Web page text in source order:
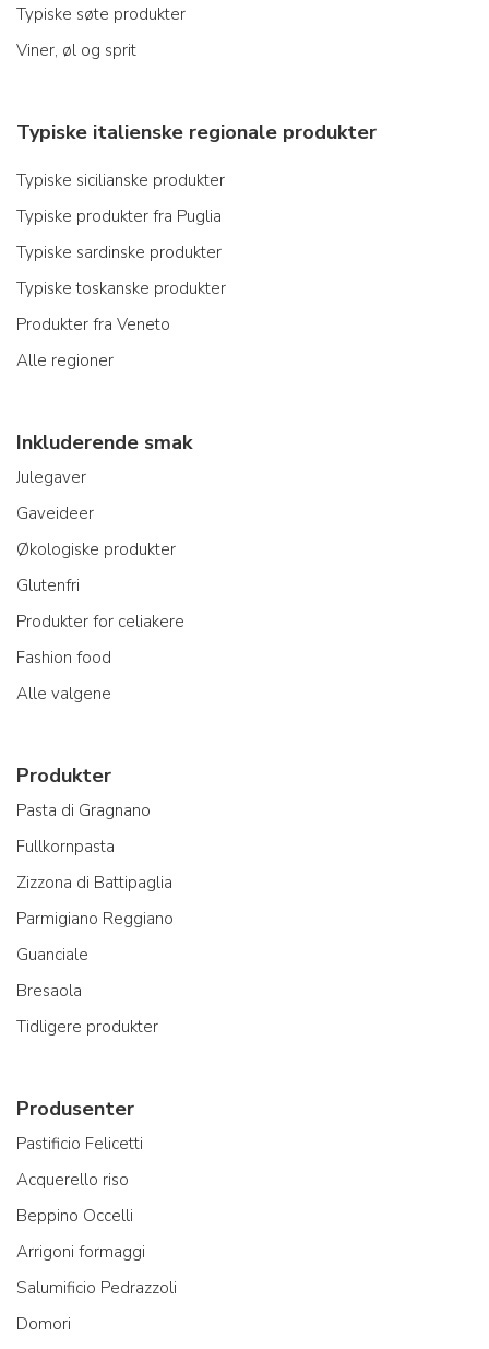
Typiske søte produkter
Viner, øl og sprit
Typiske italienske regionale produkter
Typiske sicilianske produkter
Typiske produkter fra Puglia
Typiske sardinske produkter
Typiske toskanske produkter
Produkter fra Veneto
Alle regioner
Inkluderende smak
Julegaver
Gaveideer
Økologiske produkter
Glutenfri
Produkter for celiakere
Fashion food
Alle valgene
Produkter
Pasta di Gragnano
Fullkornpasta
Zizzona di Battipaglia
Parmigiano Reggiano
Guanciale
Bresaola
Tidligere produkter
Produsenter
Pastificio Felicetti
Acquerello riso
Beppino Occelli
Arrigoni formaggi
Salumificio Pedrazzoli
Domori